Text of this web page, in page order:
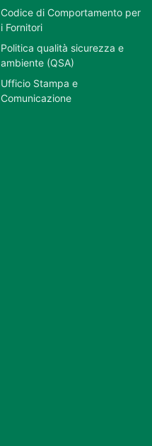
Codice di Comportamento per
i Fornitori
Politica qualità sicurezza e
ambiente (QSA)
Ufficio Stampa e
Comunicazione